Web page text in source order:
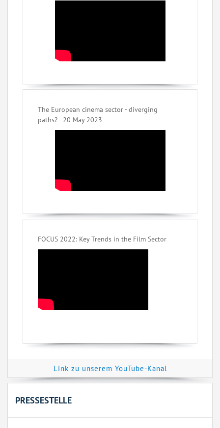
The European cinema sector - diverging
paths? - 20 May 2023
FOCUS 2022: Key Trends in the Film Sector
Link zu unserem YouTube-Kanal
PRESSESTELLE